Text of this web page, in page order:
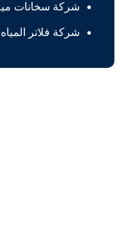
شركة سخانات
شركة فلاتر المياه